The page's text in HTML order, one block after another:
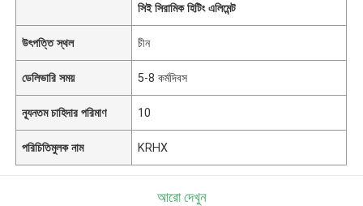
সিই সিরামিক হিটিং এলিমেন্ট
উৎপত্তি স্থল চীন
ডেলিভারি সময় 5-8 কর্মদিবস
ন্যূনতম চাহিদার পরিমাণ 10
পরিচিতিমুলক নাম KRHX
আরো দেখুন